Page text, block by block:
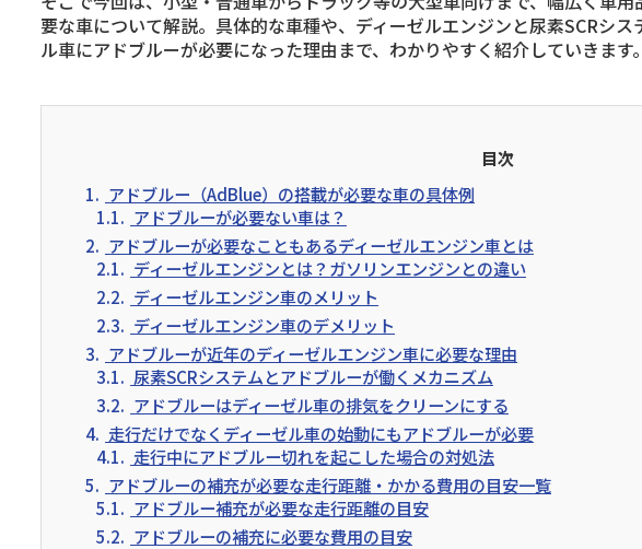
要な車について解説。具体的な車種や、ディーゼルエンジンと尿素SCRシ
ル車にアドブルーが必要になった理由まで、わかりやすく紹介していきます。
目次
1. アドブルー（AdBlue）の搭載が必要な車の具体例
1.1. アドブルーが必要ない車は？
2. アドブルーが必要なこともあるディーゼルエンジン車とは
2.1. ディーゼルエンジンとは？ガソリンエンジンとの違い
2.2. ディーゼルエンジン車のメリット
2.3. ディーゼルエンジン車のデメリット
3. アドブルーが近年のディーゼルエンジン車に必要な理由
3.1. 尿素SCRシステムとアドブルーが働くメカニズム
3.2. アドブルーはディーゼル車の排気をクリーンにする
4. 走行だけでなくディーゼル車の始動にもアドブルーが必要
4.1. 走行中にアドブルー切れを起こした場合の対処法
5. アドブルーの補充が必要な走行距離・かかる費用の目安一覧
5.1. アドブルー補充が必要な走行距離の目安
5.2. アドブルーの補充に必要な費用の目安